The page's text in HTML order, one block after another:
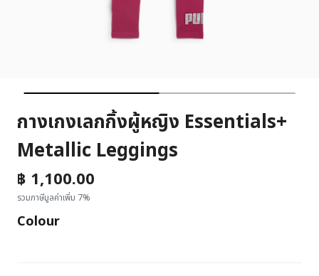
กางเกงเลกกิ้งผู้หญิง Essentials+
Metallic Leggings
฿ 1,100.00
รวมภาษีมูลค่าเพิ่ม 7%
Colour